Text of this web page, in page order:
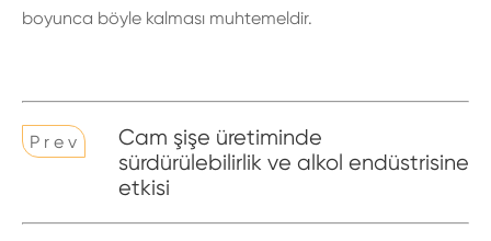
boyunca böyle kalması muhtemeldir.
P r e v
Cam şişe üretiminde
sürdürülebilirlik ve alkol endüstrisine
etkisi